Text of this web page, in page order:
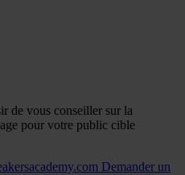
de vous conseiller sur la
pour votre public cible
Demander un